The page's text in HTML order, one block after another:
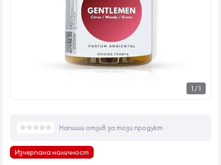
1 /1
Напиши отзив за този продукт
Изчерпана наличност